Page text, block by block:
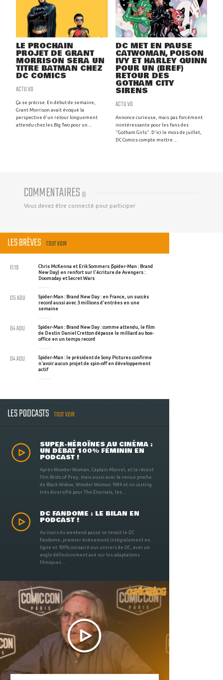
LE PROCHAIN
PROJET DE GRANT
MORRISON SERA UN
TITRE BATMAN CHEZ
DC COMICS
ACTU VO
Ça se précise. En début de semaine,
Grant Morrison avait évoqué la
perspective d'un retour longuement
attendu chez les Big Two pour un ...
DC MET EN PAUSE
CATWOMAN, POISON
IVY ET HARLEY QUINN
POUR UN (BREF)
RETOUR DES
GOTHAM CITY
SIRENS
ACTU VO
Annonce curieuse, mais pas forcément
inintéressante pour les fans des
"Gotham Girls". D'ici le mois de juillet,
DC Comics compte mettre ...
COMMENTAIRES (0)
Vous devez être connecté pour participer
LES BRÈVES TOUT VOIR
Chris McKenna et Erik Sommers (Spider-Man : Brand
New Day) en renfort sur l'écriture de Avengers :
Doomsday et Secret Wars
11:19
Spider-Man : Brand New Day : en France, un succès
record aussi avec 3 millions d'entrées en une
semaine
05 AOU
Spider-Man : Brand New Day : comme attendu, le film
de Destin Daniel Cretton dépasse le milliard au box-
office en un temps record
04 AOU
Spider-Man : le président de Sony Pictures confirme
n'avoir aucun projet de spin-off en développement
actif
04 AOU
LES PODCASTS TOUT VOIR
SUPER-HÉROÏNES AU CINÉMA :
UN DÉBAT 100% FÉMININ EN
PODCAST !
Après Wonder Woman, Captain Marvel, et le récent
film Birds of Prey, mais aussi avec la venue proche
de Black Widow, Wonder Woman 1984 et un casting
très diversifié pour The Eternals, les ...
DC FANDOME : LE BILAN EN
PODCAST !
Au cours du weekend passé se tenait le DC
Fandome, premier évènement intégralement en
ligne et 100% consacré aux univers de DC, avec un
angle définitivement axé sur les adaptations
filmiques ...